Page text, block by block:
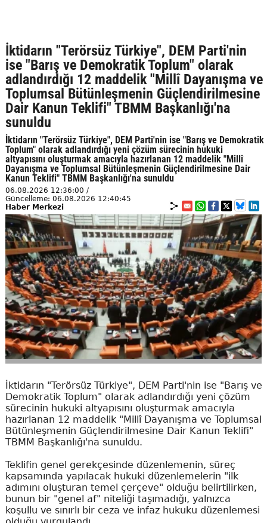
İktidarın "Terörsüz Türkiye", DEM Parti'nin
ise "Barış ve Demokratik Toplum" olarak
adlandırdığı 12 maddelik "Millî Dayanışma ve
Toplumsal Bütünleşmenin Güçlendirilmesine
Dair Kanun Teklifi" TBMM Başkanlığı'na
sunuldu
İktidarın "Terörsüz Türkiye", DEM Parti'nin ise "Barış ve Demokratik
Toplum" olarak adlandırdığı yeni çözüm sürecinin hukuki
altyapısını oluşturmak amacıyla hazırlanan 12 maddelik "Millî
Dayanışma ve Toplumsal Bütünleşmenin Güçlendirilmesine Dair
Kanun Teklifi" TBMM Başkanlığı'na sunuldu
06.08.2026 12:36:00 /
Güncelleme: 06.08.2026 12:40:45
Haber Merkezi
İktidarın "Terörsüz Türkiye", DEM Parti'nin ise "Barış ve
Demokratik Toplum" olarak adlandırdığı yeni çözüm
sürecinin hukuki altyapısını oluşturmak amacıyla
hazırlanan 12 maddelik "Millî Dayanışma ve Toplumsal
Bütünleşmenin Güçlendirilmesine Dair Kanun Teklifi"
TBMM Başkanlığı'na sunuldu.
Teklifin genel gerekçesinde düzenlemenin, süreç
kapsamında yapılacak hukuki düzenlemelerin "ilk
adımını oluşturan temel çerçeve" olduğu belirtilirken,
bunun bir "genel af" niteliği taşımadığı, yalnızca
koşullu ve sınırlı bir ceza ve infaz hukuku düzenlemesi